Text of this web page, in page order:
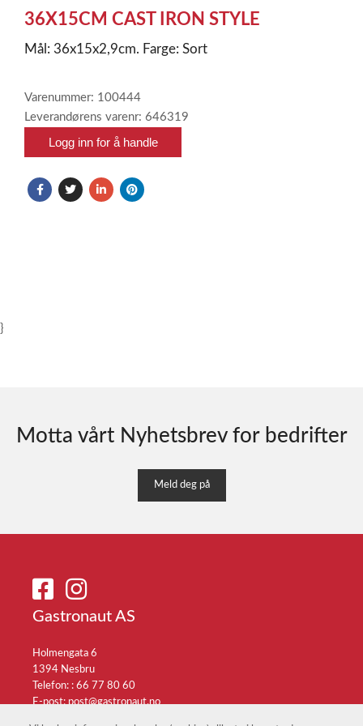
1
36X15CM CAST IRON STYLE
Mål: 36x15x2,9cm. Farge: Sort
Varenummer: 100444
Leverandørens varenr: 646319
Logg inn for å handle
}
Motta vårt Nyhetsbrev for bedrifter
Meld deg på
Gastronaut AS
Holmengata 6
1394 Nesbru
Telefon: : 66 77 80 60
E-post:post@gastronaut.no